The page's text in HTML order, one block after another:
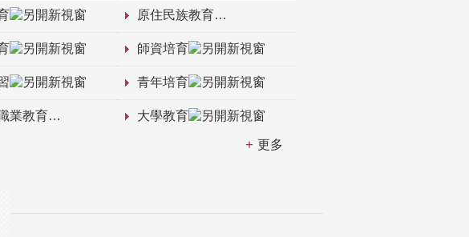
原住民族教育
師資培育
青年培育
業教育 大學教育
更多